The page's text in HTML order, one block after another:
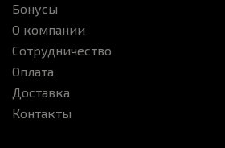
Бонусы
О компании
Сотрудничество
Оплата
Доставка
Контакты